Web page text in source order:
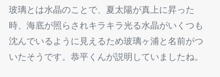
玻璃とは水晶のことで、夏太陽が真上に昇った
時、海底が照らされキラキラ光る水晶がいくつも
沈んでいるように見えるため玻璃ヶ浦と名前がつ
いたそうです。恭平くんが説明していましたね。